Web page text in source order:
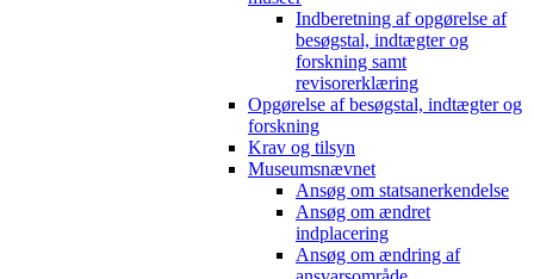
Indberetning af opgørelse af
besøgstal, indtægter og
forskning samt
revisorerklæring
Opgørelse af besøgstal, indtægter og
forskning
Krav og tilsyn
Museumsnævnet
Ansøg om statsanerkendelse
Ansøg om ændret
indplacering
Ansøg om ændring af